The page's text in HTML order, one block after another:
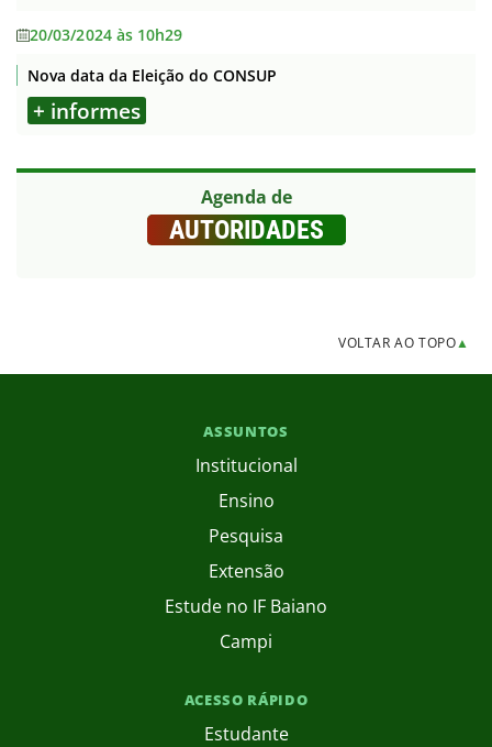
20/03/2024 às 10h29
Nova data da Eleição do CONSUP
+ informes
Agenda de
AUTORIDADES
VOLTAR AO TOPO▲
ASSUNTOS
Institucional
Ensino
Pesquisa
Extensão
Estude no IF Baiano
Campi
ACESSO RÁPIDO
Estudante